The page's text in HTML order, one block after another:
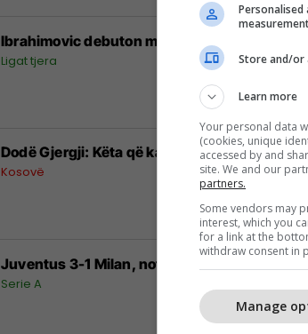
Ibrahimovic debuton me dy gola të bukura,
Ligat tjera
Dodë Gjergji: Këta që kanë pre mikun në
Kosovë
Juventus 3-1 Milan, notat e lojtarëve
Serie A
Store and/or
Learn more
Your personal data
(cookies, unique
accessed by and
site. We and our
partners.
Some vendors may
interest, which you
for a link at the
withdraw consent in
Manage